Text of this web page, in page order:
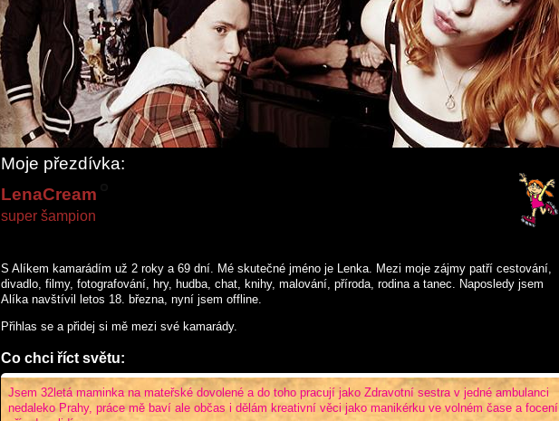
Moje přezdívka:
LenaCream
super šampion
S Alíkem kamarádím už 2 roky a 69 dní . Mé skutečné jméno je Lenka. Mezi moje zájmy patří cestování,
divadlo, filmy, fotografování, hry, hudba, chat, knihy, malování, příroda, rodina a tanec. Naposledy jsem
Alíka navštívil letos 18. března, nyní jsem offline.
Přihlas se a přidej si mě mezi své kamarády.
Co chci říct světu:
Jsem 32letá maminka na mateřské dovolené a do toho pracují jako Zdravotní sestra v jedné ambulanci
nedaleko Prahy, práce mě baví ale občas i dělám kreativní věci jako manikérku ve volném čase a focení